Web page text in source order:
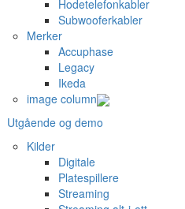
Hodetelefonkabler
Subwooferkabler
Merker
Accuphase
Legacy
Ikeda
image column
Utgående og demo
Kilder
Digitale
Platespillere
Streaming